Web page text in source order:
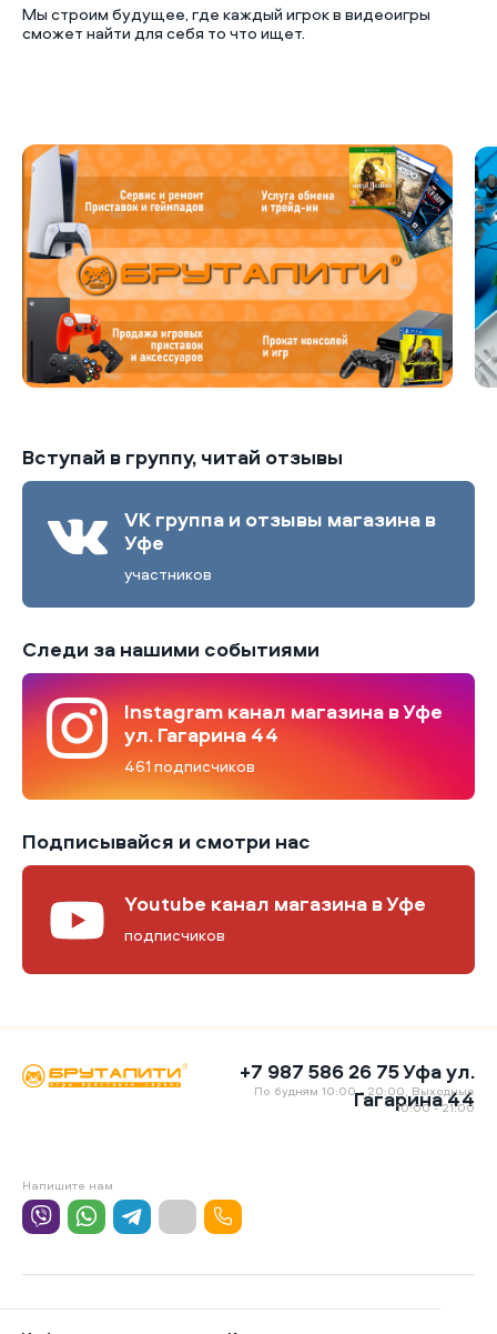
Мы строим будущее, где каждый игрок в видеоигры
сможет найти для себя то что ищет.
Вступай в группу, читай отзывы
VK группа и отзывы магазина в
Уфе
участников
Следи за нашими событиями
Instagram канал магазина в Уфе
ул. Гагарина 44
461 подписчиков
Подписывайся и смотри нас
Youtube канал магазина в Уфе
подписчиков
+7 987 586 26 75 Уфа ул.
Гагарина 44
По будням 10:00 - 20:00, Выходные
10:00 - 21:00
Напишите нам